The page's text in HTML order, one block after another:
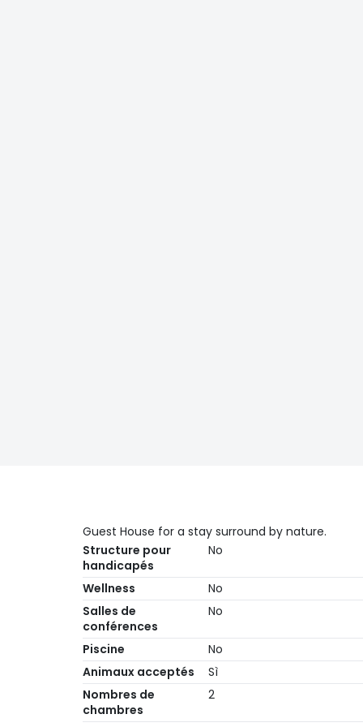
Guest House for a stay surround by nature.
Structure pour
handicapés
No
Wellness
No
Salles de
conférences
No
Piscine
No
Animaux acceptés
Sì
Nombres de
chambres
2